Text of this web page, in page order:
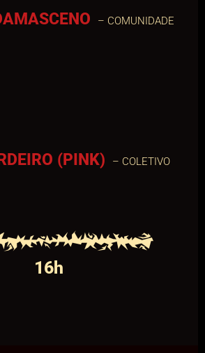
– COMUNIDADE
(PINK)
– COLETIVO
16h